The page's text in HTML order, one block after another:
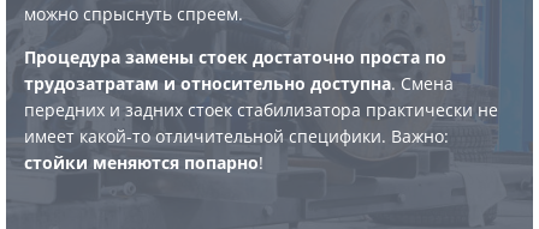
можно спрыснуть спреем.
Процедура замены стоек достаточно проста по
трудозатратам и относительно доступна. Смена
передних и задних стоек стабилизатора практически не
имеет какой-то отличительной специфики. Важно:
стойки меняются попарно!